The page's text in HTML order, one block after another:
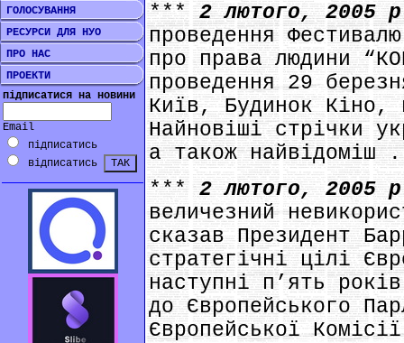
ГОЛОСУВАННЯ
РЕСУРСИ ДЛЯ НУО
ПРО НАС
ПРОЕКТИ
підписатися на новини
Email
підписатись
відписатись
***2 лютого, 2005
проведення
про права людини
проведення 29
Київ, Будинок
Найновіші стрічки
а також найвідоміш
***2 лютого, 2005
величезний
сказав Президент
стратегічні цілі
наступні п’ять
до Європейського
Європейської